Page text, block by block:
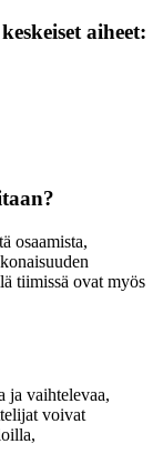
aiheet:
osaamista,
tiimissä ovat myös
ja vaihtelevaa,
voivat